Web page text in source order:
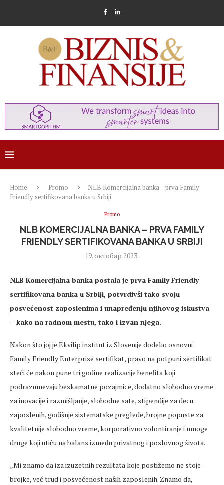
Home Promo
NLB Komercijalna banka – prva Family
Friendly sertifikovana banka u Srbiji
Promo
NLB KOMERCIJALNA BANKA – PRVA FAMILY
FRIENDLY SERTIFIKOVANA BANKA U SRBIJI
19. октобар 2023.
NLB Komercijalna banka postala je prva Family Friendly
sertifikovana banka u Srbiji, potvrdivši tako svoju
posvećenost zaposlenima i unapređenju njihovog iskustva
– kako na radnom mestu, tako i izvan njega.
Nakon što joj je Ekvilip institut iz Slovenije dodelio osnovni
Family Friendly Enterprise sertifikat, pravo na potpuni sertifikat
steći će nakon pune tri godine realizacije benefita koji
podrazumevaju beskamatne pozajmice, dodatno slobodno vreme
za inovacije i razmišljanje, slobodne sate, stipendije za decu
zaposlenih, godišnje sistematske preglede, brojne popuste za
kvalitetnije slobodno vreme, korporativno volontiranje i mnoge
druge koji utiču na balans između privatnog i poslovnog života.
„Mi znamo da iza izuzetnih rezultata koje postižemo ne stoje
brojke, već trud i posvećenost naših zaposlenih. Znamo da,